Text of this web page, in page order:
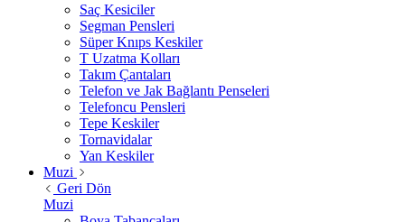
Saç Kesiciler
Segman Pensleri
Süper Knıps Keskiler
T Uzatma Kolları
Takım Çantaları
Telefon ve Jak Bağlantı Penseleri
Telefoncu Pensleri
Tepe Keskiler
Tornavidalar
Yan Keskiler
Muzi
Geri Dön
Muzi